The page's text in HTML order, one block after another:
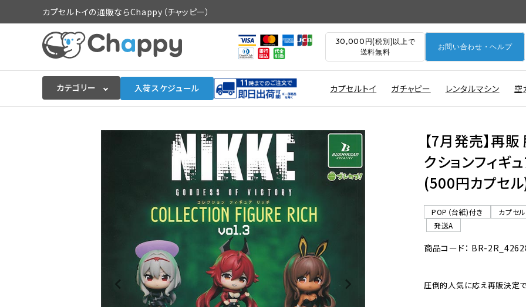
カプセルトイの通販ならChappy（チャッピー）
30,000円(税別)以上で
送料無料
お問い合わせ・ヘルプ
カテゴリー 入荷スケジュール カプセルトイ ガチャピー レンタルマシン 空
【7月発売】再
クションフィギ
(500円カプセル
POP（台紙)付き
カプセ
発送A
商品コード： BR-
圧倒的人気に応え再販決定で